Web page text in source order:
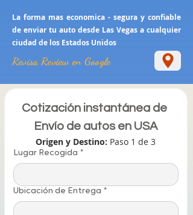
La forma mas economica - segura y confiable
de enviar tu auto desde Las Vegas a cualquier
ciudad de los Estados Unidos
Revisa Review en Google
Cotización instantánea de
Envío de autos en USA
Origen y Destino: Paso 1 de 3
Lugar Recogida *
Ubicación de Entrega *